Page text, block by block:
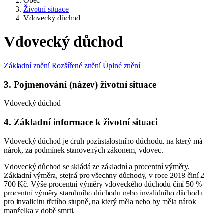
Životní situace
Vdovecký důchod
Vdovecký důchod
Základní znění Rozšířené znění Úplné znění
3. Pojmenování (název) životní situace
Vdovecký důchod
4. Základní informace k životní situaci
Vdovecký důchod je druh pozůstalostního důchodu, na který má
nárok, za podmínek stanovených zákonem, vdovec.
Vdovecký důchod se skládá ze základní a procentní výměry.
Základní výměra, stejná pro všechny důchody, v roce 2018 činí 2
700 Kč. Výše procentní výměry vdoveckého důchodu činí 50 %
procentní výměry starobního důchodu nebo invalidního důchodu
pro invaliditu třetího stupně, na který měla nebo by měla nárok
manželka v době smrti.